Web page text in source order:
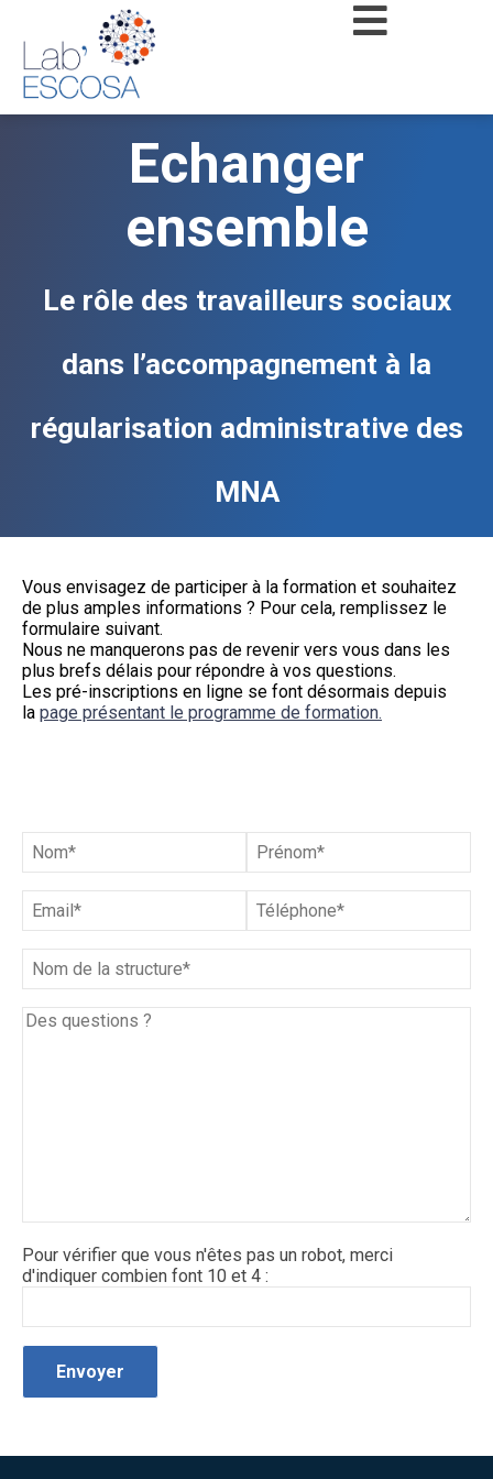
Echanger
ensemble
Le rôle des travailleurs sociaux
dans l’accompagnement à la
régularisation administrative des
MNA
Vous envisagez de participer à la formation et souhaitez
de plus amples informations ? Pour cela, remplissez le
formulaire suivant.
Nous ne manquerons pas de revenir vers vous dans les
plus brefs délais pour répondre à vos questions.
Les pré-inscriptions en ligne se font désormais depuis
la page présentant le programme de formation.
Pour vérifier que vous n'êtes pas un robot, merci
d'indiquer combien font 10 et 4 :